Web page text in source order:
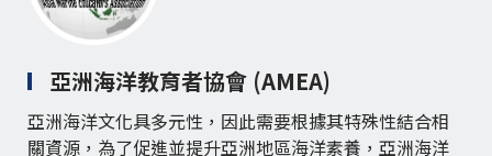
亞洲海洋教育者協會 (AMEA)
亞洲海洋文化具多元性，因此需要根據其特殊性結合相
關資源，為了促進並提升亞洲地區海洋素養，亞洲海洋